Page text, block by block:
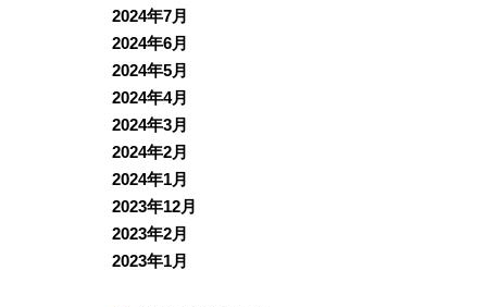
2024年7月
2024年6月
2024年5月
2024年4月
2024年3月
2024年2月
2024年1月
2023年12月
2023年2月
2023年1月